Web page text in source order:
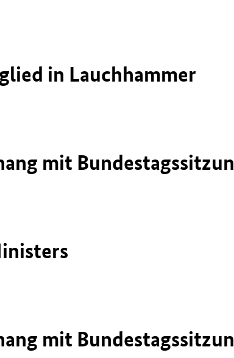
in Lauchhammer
mit
mit